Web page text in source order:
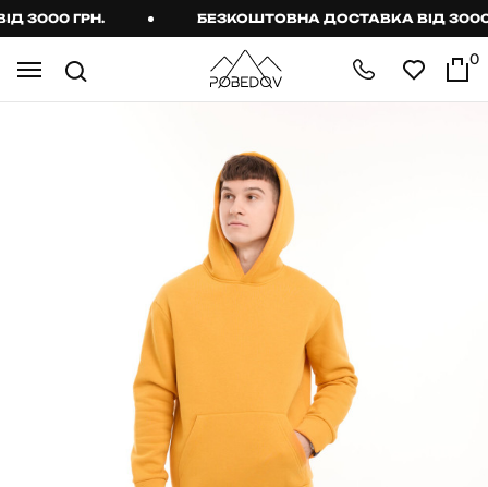
ГРН. БЕЗКОШТОВНА ДОСТАВКА ВІД 3000
0